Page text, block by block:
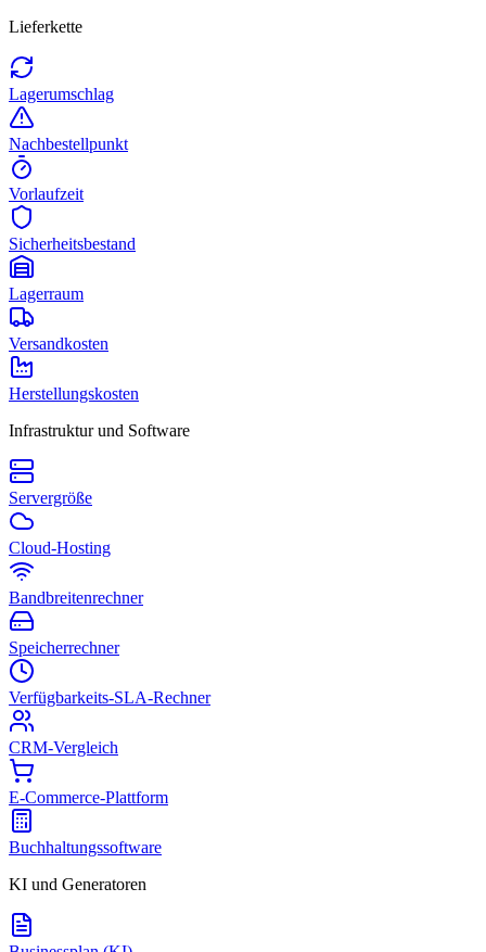
Lieferkette
Lagerumschlag
Nachbestellpunkt
Vorlaufzeit
Sicherheitsbestand
Lagerraum
Versandkosten
Herstellungskosten
Infrastruktur und Software
Servergröße
Cloud-Hosting
Bandbreitenrechner
Speicherrechner
Verfügbarkeits-SLA-Rechner
CRM-Vergleich
E-Commerce-Plattform
Buchhaltungssoftware
KI und Generatoren